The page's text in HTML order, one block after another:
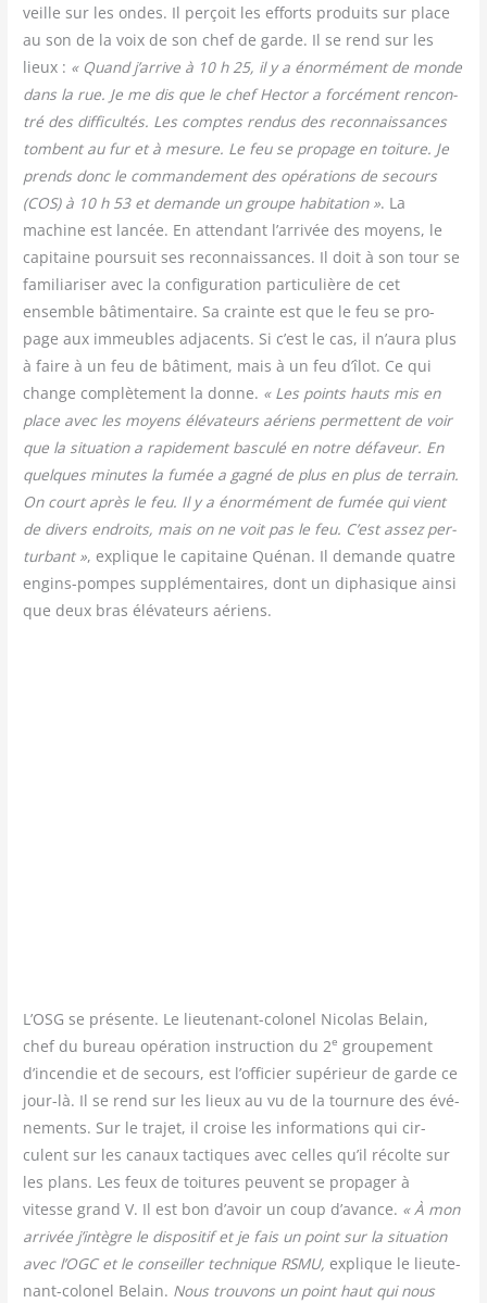
veille sur les ondes. Il per­çoit les efforts pro­duits sur place
au son de la voix de son chef de garde. Il se rend sur les
lieux : « Quand j’arrive à 10 h 25, il y a énor­mé­ment de monde
dans la rue. Je me dis que le chef Hec­tor a for­cé­ment ren­con­
tré des dif­fi­cul­tés. Les comptes ren­dus des recon­nais­sances
tombent au fur et à mesure. Le feu se pro­page en toi­ture. Je
prends donc le com­man­de­ment des opé­ra­tions de secours
(COS) à 10 h 53 et demande un groupe habi­ta­tion ». La
machine est lan­cée. En atten­dant l’arrivée des moyens, le
capi­taine pour­suit ses recon­nais­sances. Il doit à son tour se
fami­lia­ri­ser avec la confi­gu­ra­tion par­ti­cu­lière de cet
ensemble bâti­men­taire. Sa crainte est que le feu se pro­
page aux immeubles adja­cents. Si c’est le cas, il n’aura plus
à faire à un feu de bâti­ment, mais à un feu d’îlot. Ce qui
change com­plè­te­ment la donne. « Les points hauts mis en
place avec les moyens élé­va­teurs aériens per­mettent de voir
que la situa­tion a rapi­de­ment bas­cu­lé en notre défa­veur. En
quelques minutes la fumée a gagné de plus en plus de ter­rain.
On court après le feu. Il y a énor­mé­ment de fumée qui vient
de divers endroits, mais on ne voit pas le feu. C’est assez per­
tur­bant », explique le capi­taine Qué­nan. Il demande quatre
engins-pompes sup­plé­men­taires, dont un dipha­sique ain­si
que deux bras élé­va­teurs aériens.
L’OSG se pré­sente. Le lieu­te­nant-colo­nel Nico­las Belain,
chef du bureau opé­ra­tion ins­truc­tion du 2e grou­pe­ment
d’incendie et de secours, est l’officier supé­rieur de garde ce
jour-là. Il se rend sur les lieux au vu de la tour­nure des évé­
ne­ments. Sur le tra­jet, il croise les infor­ma­tions qui cir­
culent sur les canaux tac­tiques avec celles qu’il récolte sur
les plans. Les feux de toi­tures peuvent se pro­pa­ger à
vitesse grand V. Il est bon d’avoir un coup d’avance. « À mon
arri­vée j’intègre le dis­po­si­tif et je fais un point sur la situa­tion
avec l’OGC et le conseiller tech­nique RSMU, explique le lieu­te­
nant-colo­nel Belain. Nous trou­vons un point haut qui nous